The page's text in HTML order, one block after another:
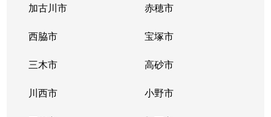
加古川市 赤穂市
西脇市 宝塚市
三木市 高砂市
川西市 小野市